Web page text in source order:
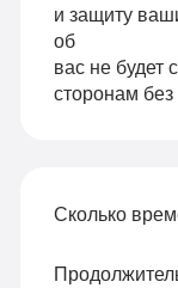
и защиту
об
вас не будет
сторонам
Сколько